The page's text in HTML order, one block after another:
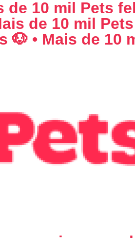
de 10 mil Pets
de 10 mil
• Mais de 10